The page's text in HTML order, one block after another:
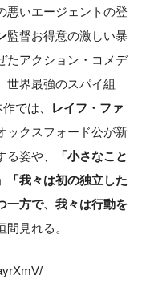
悪いエージェントの登
監督お得意の激しい暴
たアクション・コメデ
世界最強のスパイ組
では、
レイフ・ファ
ックスフォード公が新
姿や、
「小さなこと
「我々は初の独立した
一方で、我々は行動を
見れる。